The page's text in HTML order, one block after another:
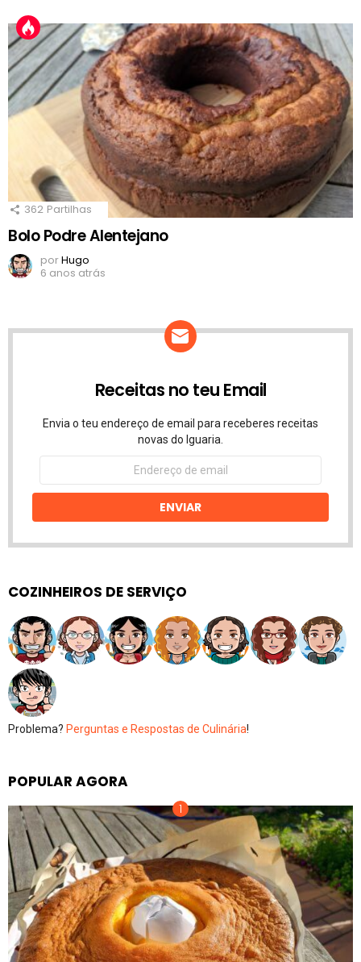
362 Partilhas
Bolo Podre Alentejano
porHugo
6 anos atrás
Receitas no teu Email
Envia o teu endereço de email para receberes receitas
novas do Iguaria.
Endereço
email
ENVIAR
COZINHEIROS DE SERVIÇO
Problema? Perguntas e Respostas de Culinária!
POPULAR AGORA